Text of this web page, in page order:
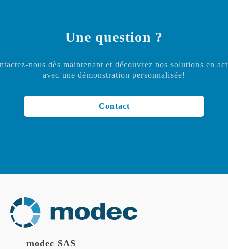
Une question ?
nous dès maintenant et découvrez nos solutions en
avec une démonstration personnalisée!
Contact
modec SAS